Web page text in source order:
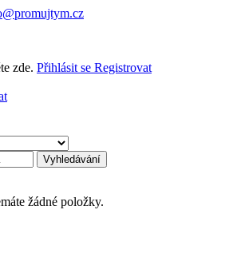
zde. Přihlásit se Registrovat
Vyhledávání
žádné položky.